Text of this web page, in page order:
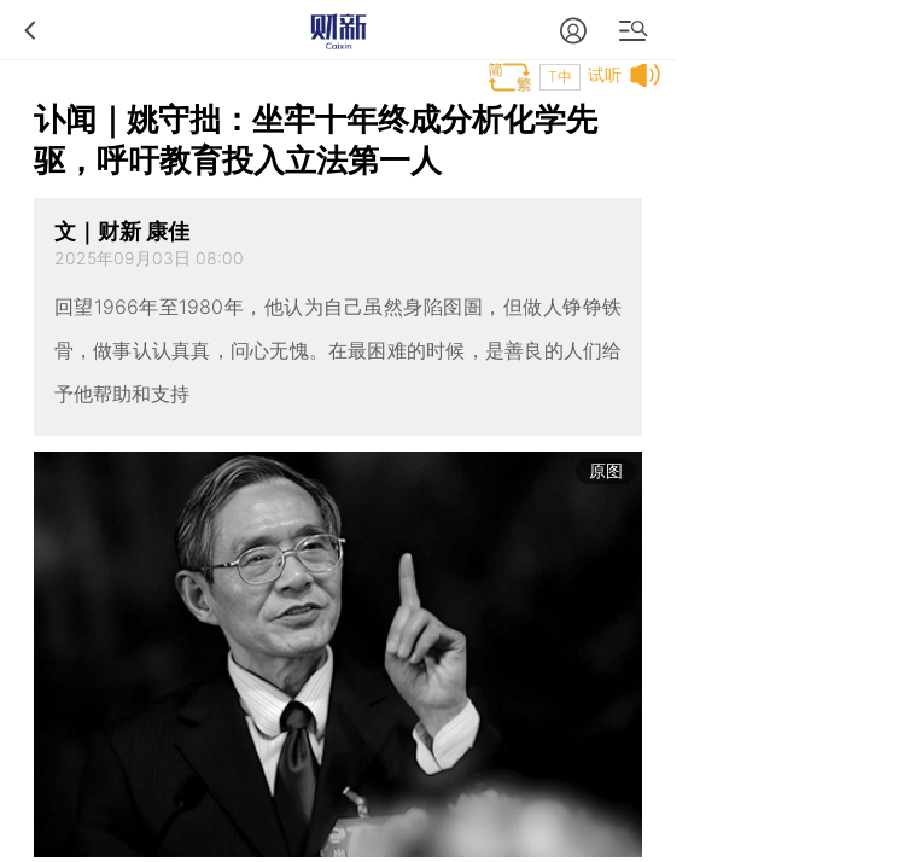
试听
T中
讣闻｜姚守拙：坐牢十年终成分析化学先
驱，呼吁教育投入立法第一人
文｜财新 康佳
2025年09月03日 08:00
回望1966年至1980年，他认为自己虽然身陷囹圄，但做人铮铮铁
骨，做事认认真真，问心无愧。在最困难的时候，是善良的人们给
予他帮助和支持
原图